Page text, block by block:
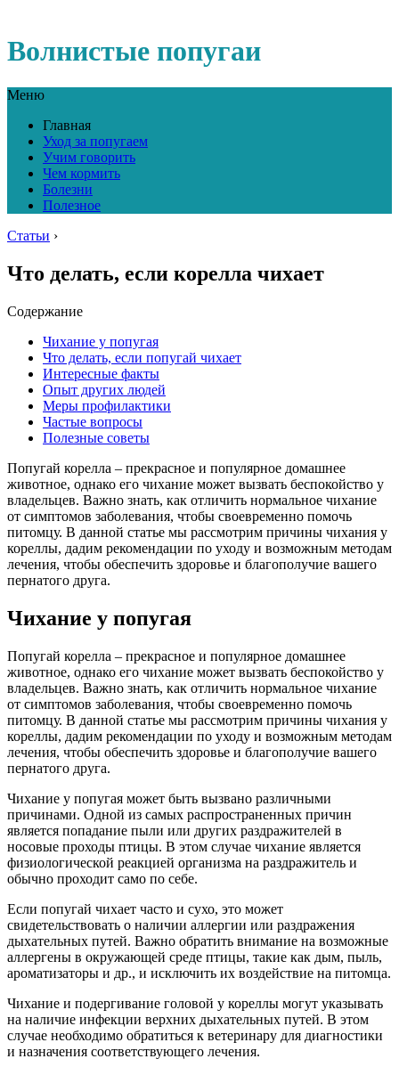
Волнистые попугаи
Меню
Главная
Уход за попугаем
Учим говорить
Чем кормить
Болезни
Полезное
Статьи ›
Что делать, если корелла чихает
Содержание
Чихание у попугая
Что делать, если попугай чихает
Интересные факты
Опыт других людей
Меры профилактики
Частые вопросы
Полезные советы
Попугай корелла – прекрасное и популярное домашнее
животное, однако его чихание может вызвать беспокойство у
владельцев. Важно знать, как отличить нормальное чихание
от симптомов заболевания, чтобы своевременно помочь
питомцу. В данной статье мы рассмотрим причины чихания у
кореллы, дадим рекомендации по уходу и возможным методам
лечения, чтобы обеспечить здоровье и благополучие вашего
пернатого друга.
Чихание у попугая
Попугай корелла – прекрасное и популярное домашнее
животное, однако его чихание может вызвать беспокойство у
владельцев. Важно знать, как отличить нормальное чихание
от симптомов заболевания, чтобы своевременно помочь
питомцу. В данной статье мы рассмотрим причины чихания у
кореллы, дадим рекомендации по уходу и возможным методам
лечения, чтобы обеспечить здоровье и благополучие вашего
пернатого друга.
Чихание у попугая может быть вызвано различными
причинами. Одной из самых распространенных причин
является попадание пыли или других раздражителей в
носовые проходы птицы. В этом случае чихание является
физиологической реакцией организма на раздражитель и
обычно проходит само по себе.
Если попугай чихает часто и сухо, это может
свидетельствовать о наличии аллергии или раздражения
дыхательных путей. Важно обратить внимание на возможные
аллергены в окружающей среде птицы, такие как дым, пыль,
ароматизаторы и др., и исключить их воздействие на питомца.
Чихание и подергивание головой у кореллы могут указывать
на наличие инфекции верхних дыхательных путей. В этом
случае необходимо обратиться к ветеринару для диагностики
и назначения соответствующего лечения.